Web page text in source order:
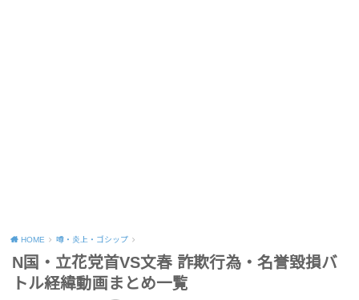
HOME 噂・炎上・ゴシップ
N国・立花党首VS文春 詐欺行為・名誉毀損バ
トル経緯動画まとめ一覧